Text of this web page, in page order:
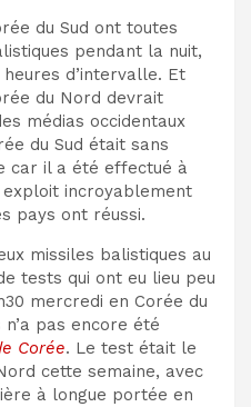
du Sud ont toutes
pendant la nuit,
heures d’intervalle. Et
du Nord devrait
médias occidentaux
du Sud était sans
car il a été effectué à
exploit incroyablement
pays ont réussi.
missiles balistiques au
tests qui ont eu lieu peu
mercredi en Corée du
pas encore été
Corée. Le test était le
cette semaine, avec
à longue portée en